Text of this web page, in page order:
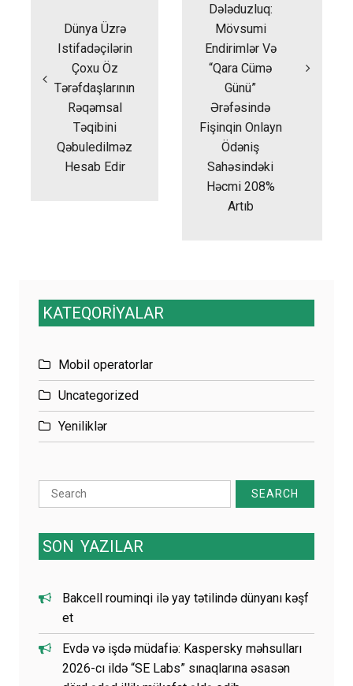
Dünya Üzrə
Istifadəçilərin
Çoxu Öz
Tərəfdaşlarının
Rəqəmsal
Təqibini
Qəbuledilməz
Hesab Edir
Dələduzluq:
Mövsumi
Endirimlər Və
“qara Cümə
Günü”
Ərəfəsində
Fişinqin Onlayn
Ödəniş
Sahəsindəki
Həcmi 208%
Artıb
KATEQORİYALAR
Mobil operatorlar
Uncategorized
Yeniliklər
Search
for:
SON YAZILAR
Bakcell rouminqi ilə yay tətilində dünyanı kəşf
et
Evdə və işdə müdafiə: Kaspersky məhsulları
2026-cı ildə “SE Labs” sınaqlarına əsasən